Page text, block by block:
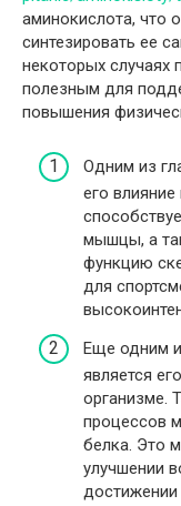
аминокислота, что
синтезировать ее
некоторых случаях
полезным для
повышения
Одним из
его
мышцы, а
функцию
для
Еще одним
является
организме.
процессов
белка. Это
улучшении
достижении